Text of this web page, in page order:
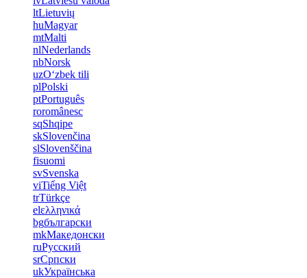
ltLietuvių
huMagyar
mtMalti
nlNederlands
nbNorsk
uzOʻzbek tili
plPolski
ptPortuguês
roromânesc
sqShqipe
skSlovenčina
slSlovenščina
fisuomi
svSvenska
viTiếng Việt
trTürkçe
elελληνικά
bgбългарски
mkМакедонски
ruРусский
srСрпски
ukУкраїнська